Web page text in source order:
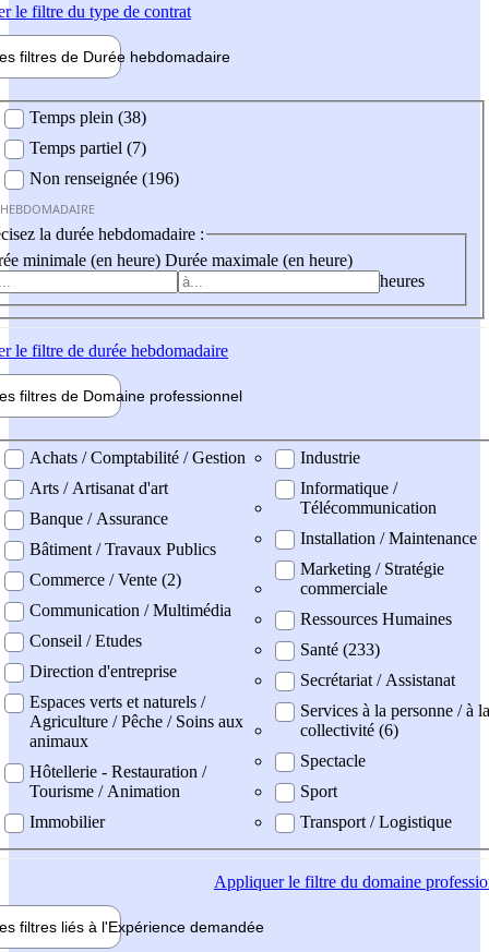
le filtre du type de contrat
filtres de Durée hebdomadaire
Temps plein (38)
Temps partiel (7)
Non renseignée (196)
la durée hebdomadaire :
minimale (en heure) Durée maximale (en heure)
heures
le filtre de durée hebdomadaire
filtres de Domaine professionnel
professionel
Achats / Comptabilité / Gestion
Arts / Artisanat d'art
Banque / Assurance
Bâtiment / Travaux Publics
Commerce / Vente (2)
Communication / Multimédia
Conseil / Etudes
Direction d'entreprise
Espaces verts et naturels /
Agriculture / Pêche / Soins aux
animaux
Hôtellerie - Restauration /
Tourisme / Animation
Immobilier
Industrie
Informatique /
Télécommunication
Installation / Maintenance
Marketing / Stratégie
commerciale
Ressources Humaines
Santé (233)
Secrétariat / Assistanat
Services à la personne / à la
collectivité (6)
Spectacle
Sport
Transport / Logistique
Appliquerle filtre du domaine
filtres liés à l'Expérience demandée